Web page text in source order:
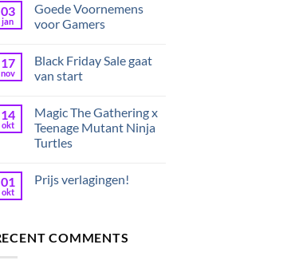
03
jan
Goede Voornemens
voor Gamers
17
nov
Black Friday Sale gaat
van start
14
okt
Magic The Gathering x
Teenage Mutant Ninja
Turtles
01
okt
Prijs verlagingen!
COMMENTS